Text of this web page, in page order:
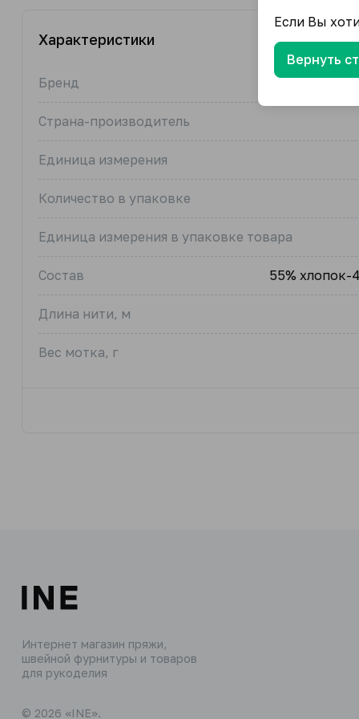
Характеристики
Бренд
Страна-производитель
Единица измерения
Количество в упаковке
Единица измерения в упаковке товара
Состав 55% хлопок-
Длина нити, м
Вес мотка, г
Интернет магазин пряжи,
швейной фурнитуры и товаров
для рукоделия
© 2026 «INE».
Если Вы
Вернуть